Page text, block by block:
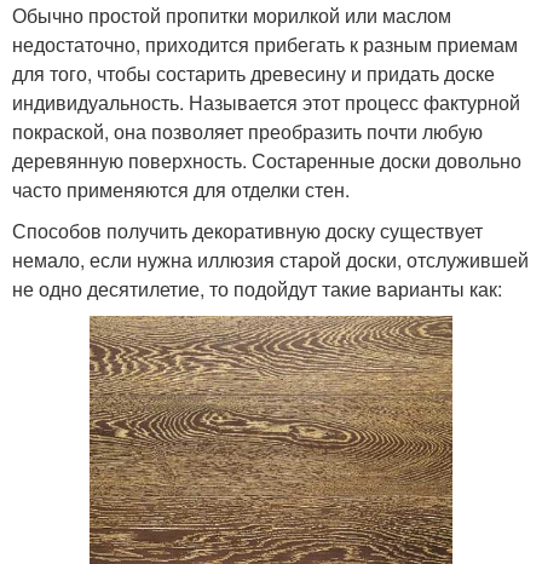
Обычно простой пропитки морилкой или маслом
недостаточно, приходится прибегать к разным приемам
для того, чтобы состарить древесину и придать доске
индивидуальность. Называется этот процесс фактурной
покраской, она позволяет преобразить почти любую
деревянную поверхность. Состаренные доски довольно
часто применяются для отделки стен.
Способов получить декоративную доску существует
немало, если нужна иллюзия старой доски, отслужившей
не одно десятилетие, то подойдут такие варианты как: